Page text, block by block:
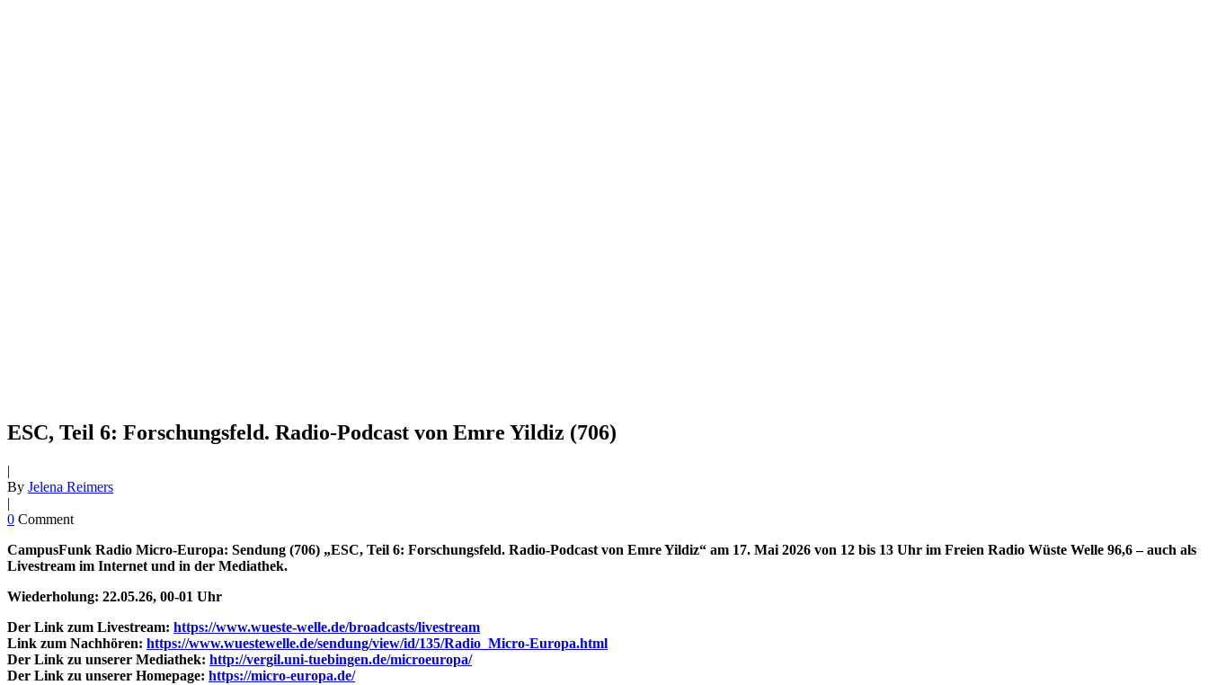
ESC, Teil 6: Forschungsfeld. Radio-Podcast von Emre Yildiz (706)
|
By Jelena Reimers
|
0 Comment
CampusFunk Radio Micro-Europa: Sendung (706) „ESC, Teil 6: Forschungsfeld. Radio-Podcast von Emre Yildiz“ am 17. Mai 2026 von 12 bis 13 Uhr im Freien Radio Wüste Welle 96,6 – auch als
Livestream im Internet und in der Mediathek.
Wiederholung: 22.05.26, 00-01 Uhr
Der Link zum Livestream: https://www.wueste-welle.de/broadcasts/livestream
Link zum Nachhören: https://www.wuestewelle.de/sendung/view/id/135/Radio_Micro-Europa.html
Der Link zu unserer Mediathek: http://vergil.uni-tuebingen.de/microeuropa/
Der Link zu unserer Homepage: https://micro-europa.de/